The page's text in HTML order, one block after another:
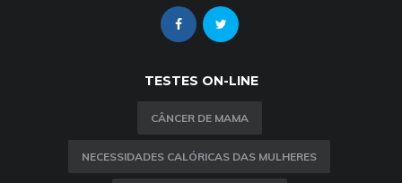
TESTES ON-LINE
CÂNCER DE MAMA
NECESSIDADES CALÓRICAS DAS MULHERES